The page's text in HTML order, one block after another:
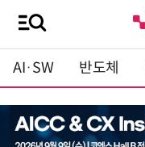
AI·SW 반도체